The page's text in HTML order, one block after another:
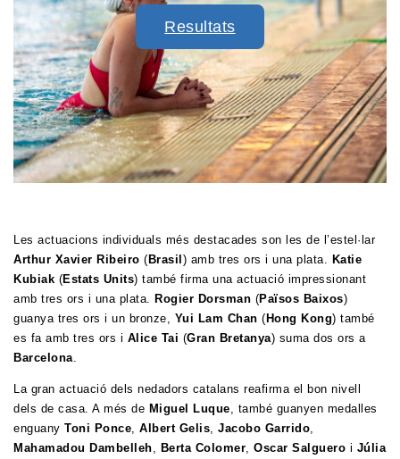
Resultats
Les actuacions individuals més destacades son les de l’estel·lar
Arthur Xavier Ribeiro (Brasil) amb tres ors i una plata. Katie
Kubiak (Estats Units) també firma una actuació impressionant
amb tres ors i una plata. Rogier Dorsman (Països Baixos)
guanya tres ors i un bronze, Yui Lam Chan (Hong Kong) també
es fa amb tres ors i Alice Tai (Gran Bretanya) suma dos ors a
Barcelona
La gran actuació dels nedadors catalans reafirma el bon nivell
dels de casa. A més de Miguel Luque , també guanyen medalles
enguany Toni Ponce Albert Gelis Jacobo Garrido
Mahamadou Dambelleh
Berta Colomer Oscar Salguero i Júlia